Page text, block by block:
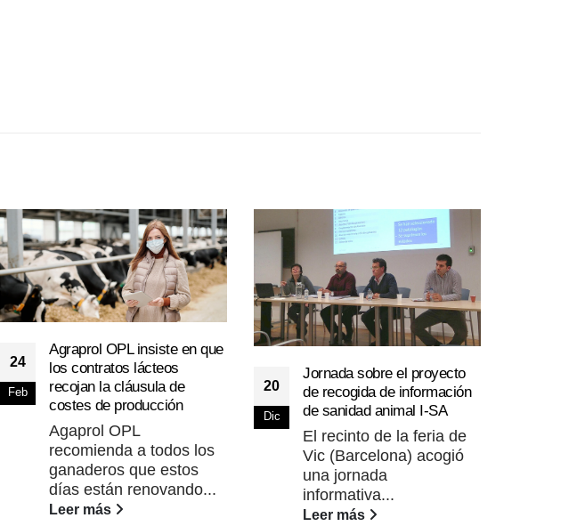
24
Feb
Agraprol OPL insiste en que
los contratos lácteos
recojan la cláusula de
costes de producción
Agaprol OPL
recomienda a todos los
ganaderos que estos
días están renovando...
Leer más
20
Dic
Jornada sobre el proyecto
de recogida de información
de sanidad animal I-SA
El recinto de la feria de
Vic (Barcelona) acogió
una jornada
informativa...
Leer más